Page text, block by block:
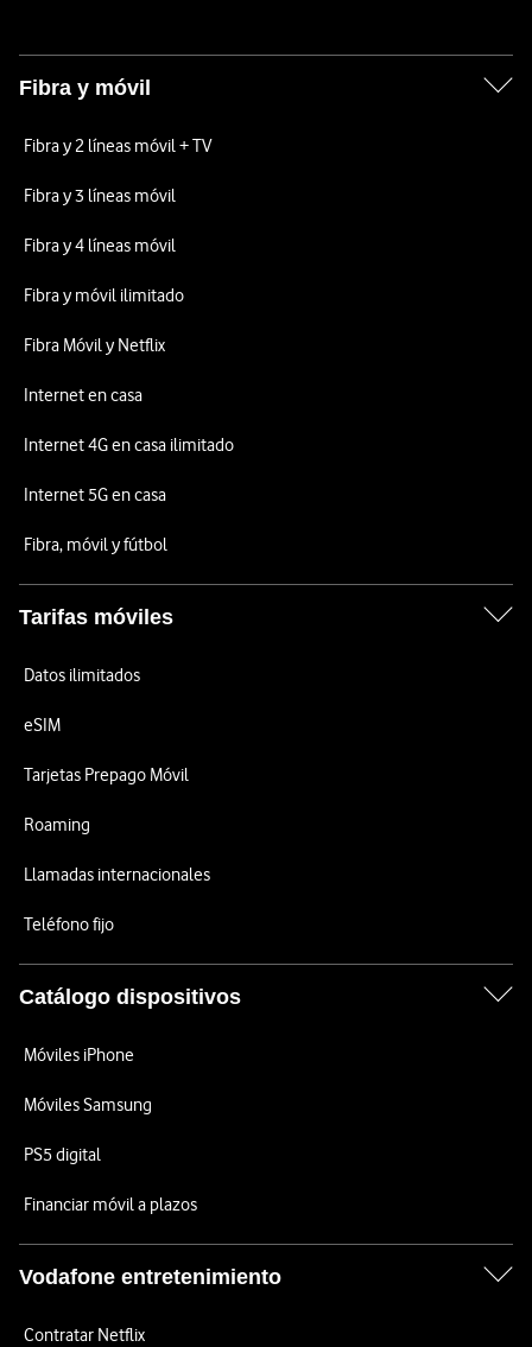
Fibra y móvil
Fibra y 2 líneas móvil + TV
Fibra y 3 líneas móvil
Fibra y 4 líneas móvil
Fibra y móvil ilimitado
Fibra Móvil y Netflix
Internet en casa
Internet 4G en casa ilimitado
Internet 5G en casa
Fibra, móvil y fútbol
Tarifas móviles
Datos ilimitados
eSIM
Tarjetas Prepago Móvil
Roaming
Llamadas internacionales
Teléfono fijo
Catálogo dispositivos
Móviles iPhone
Móviles Samsung
PS5 digital
Financiar móvil a plazos
Vodafone entretenimiento
Contratar Netflix